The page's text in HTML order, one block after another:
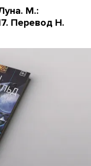
М.:
Перевод Н.